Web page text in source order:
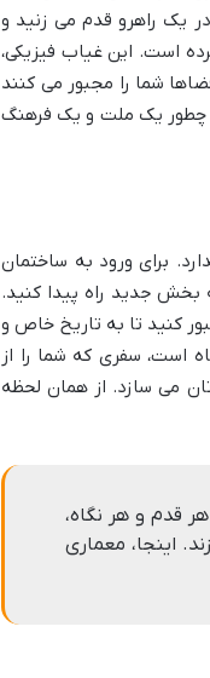
یک راهرو قدم می زنید و
است. این غیاب فیزیکی،
شما را مجبور می کنند
چطور یک ملت و یک فرهنگ
برای ورود به ساختمان
بخش جدید راه پیدا کنید.
کنید تا به تاریخ خاص و
است، سفری که شما را از
می سازد. از همان لحظه
قدم و هر نگاه،
اینجا، معماری